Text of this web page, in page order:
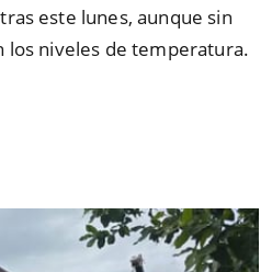
este lunes, aunque sin
los niveles de temperatura.